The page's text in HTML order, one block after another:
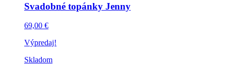
Svadobné topánky Jenny
69,00 €
Výpredaj!
Skladom